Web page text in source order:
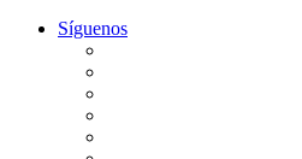
Síguenos